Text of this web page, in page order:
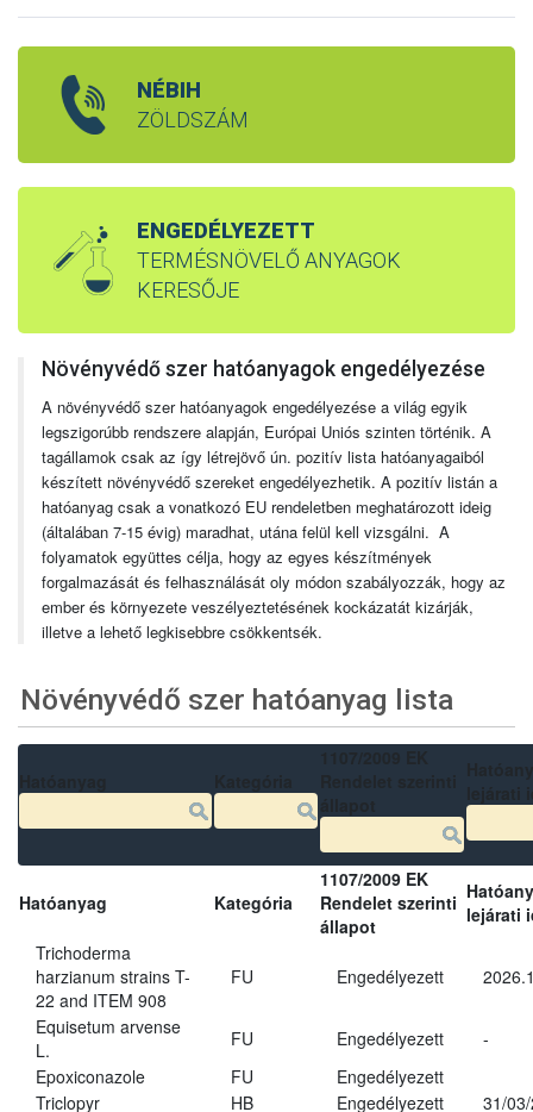
NÉBIH
ZÖLDSZÁM
ENGEDÉLYEZETT
TERMÉSNÖVELŐ ANYAGOK
KERESŐJE
Növényvédő szer hatóanyagok engedélyezése
A növényvédő szer hatóanyagok engedélyezése a világ egyik
legszigorúbb rendszere alapján, Európai Uniós szinten történik. A
tagállamok csak az így létrejövő ún. pozitív lista hatóanyagaiból
készített növényvédő szereket engedélyezhetik. A pozitív listán a
hatóanyag csak a vonatkozó EU rendeletben meghatározott ideig
(általában 7-15 évig) maradhat, utána felül kell vizsgálni. A
folyamatok együttes célja, hogy az egyes készítmények
forgalmazását és felhasználását oly módon szabályozzák, hogy az
ember és környezete veszélyeztetésének kockázatát kizárják,
illetve a lehető legkisebbre csökkentsék.
Növényvédő szer hatóanyag lista
Hatóanyag Kategória
1107/2009 EK
Rendelet szerinti
állapot
lejárati
Trichoderma
harzianum strains T-
22 and ITEM 908
FU Engedélyezett
Equisetum arvense
L.
FU Engedélyezett
-
Epoxiconazole
FU
Engedélyezett
Triclopyr
HB Engedélyezett
31/